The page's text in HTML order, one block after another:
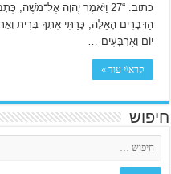
כתוב: “27 וַיֹּאמֶר יְהוָה
יוֹם וְאַרְבָּעִים …
קרא\י עוד »
חיפוש